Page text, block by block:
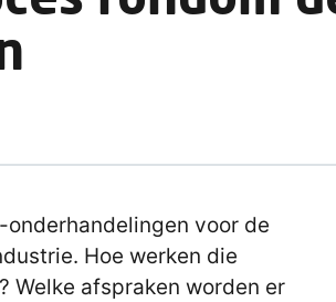
voor de
Hoe werken die
Welke afspraken worden er